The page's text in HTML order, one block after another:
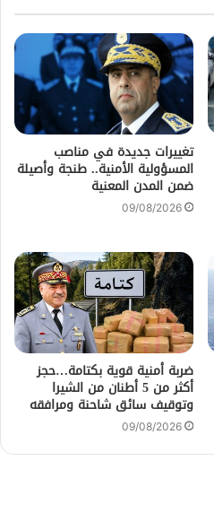
تغييرات جديدة في مناصب
المسؤولية الأمنية.. طنجة وأصيلة
ضمن المدن المعنية
09/08/2026
ضربة أمنية قوية بكتامة…حجز
أكثر من 5 أطنان من الشيرا
وتوقيف سائق شاحنة ومرافقه
09/08/2026